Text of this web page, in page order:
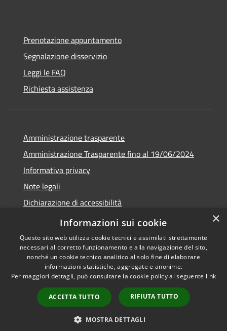
Prenotazione appuntamento
Segnalazione disservizio
Leggi le FAQ
Richiesta assistenza
Amministrazione trasparente
Amministrazione Trasparente fino al 19/06/2024
Informativa privacy
Note legali
Dichiarazione di accessibilità
Meccanismo di feedback
Accessibilità
Copyright © 2026 • Comune di
Lorenzago di Cadore • Powered
byMunicipium
Accesso
redazione
×
Informazioni sui cookie
Questo sito web utilizza cookie tecnici e assimilati strettamente
necessari al corretto funzionamento e alla navigazione del sito,
nonché un cookie tecnico analitico al solo fine di elaborare
informazioni statistiche, aggregate e anonime.
Per maggiori dettagli, può consultare la cookie policy al seguente link
ACCETTA TUTTO RIFIUTA TUTTO
MOSTRA DETTAGLI